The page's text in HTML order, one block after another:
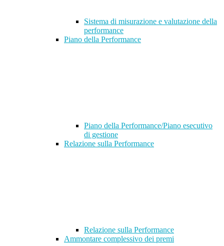
Sistema di misurazione e valutazione della
performance
Piano della Performance
Piano della Performance/Piano esecutivo
di gestione
Relazione sulla Performance
Relazione sulla Performance
Ammontare complessivo dei premi